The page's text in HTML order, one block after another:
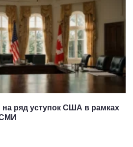
на ряд уступок США в рамках